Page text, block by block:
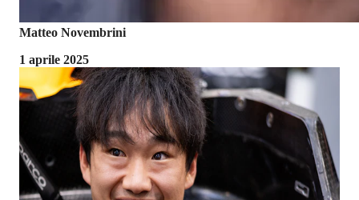
Matteo Novembrini
1 aprile 2025